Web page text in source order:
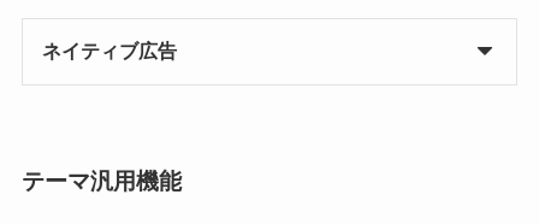
ネイティブ広告
テーマ汎用機能